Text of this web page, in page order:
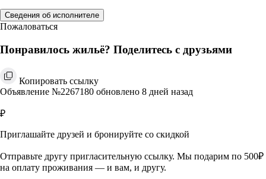
Сведения об исполнителе
Пожаловаться
Понравилось жильё? Поделитесь с друзьями
Копировать ссылку
Объявление №2267180 обновлено 8 дней назад
₽
Приглашайте друзей и бронируйте со скидкой
Отправьте другу пригласительную ссылку. Мы подарим по 500₽
на оплату проживания — и вам, и другу.